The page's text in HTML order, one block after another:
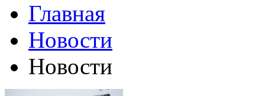
Главная
Новости
Новости